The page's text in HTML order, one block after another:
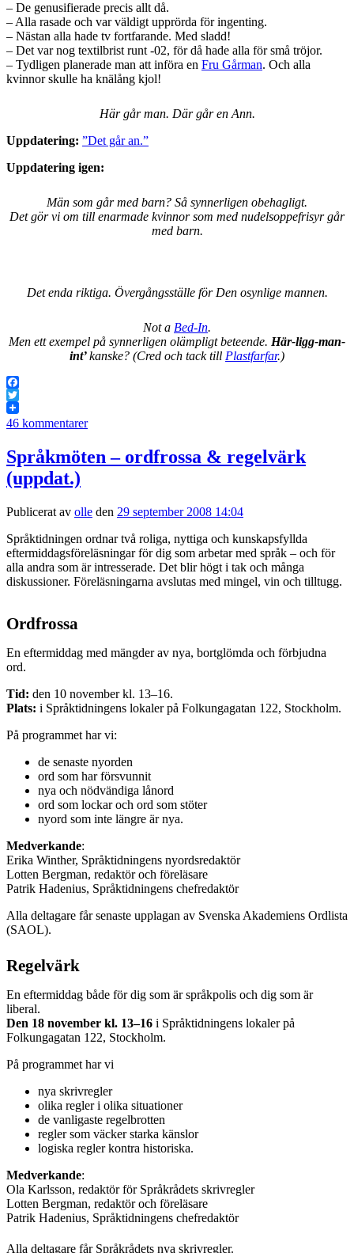
– De genusifierade precis allt då.
– Alla rasade och var väldigt upprörda för ingenting.
– Nästan alla hade tv fortfarande. Med sladd!
– Det var nog textilbrist runt -02, för då hade alla för små tröjor.
– Tydligen planerade man att införa en Fru Gårman. Och alla
kvinnor skulle ha knälång kjol!
Här går man. Där går en Ann.
Uppdatering: ”Det går an.”
Uppdatering igen:
Män som går med barn? Så synnerligen obehagligt.
Det gör vi om till enarmade kvinnor som med nudelsoppefrisyr går
med barn.
Det enda riktiga. Övergångsställe för Den osynlige mannen.
Not a Bed-In.
Men ett exempel på synnerligen olämpligt beteende. Här-ligg-man-
int’kanske? (Cred och tack till Plastfarfar.)
Facebook
Twitter
46 kommentarer
Språkmöten – ordfrossa & regelvärk
(uppdat.)
Publicerat av olle den 29 september 2008 14:04
Språktidningen ordnar två roliga, nyttiga och kunskapsfyllda
eftermiddagsföreläsningar för dig som arbetar med språk – och för
alla andra som är intresserade. Det blir högt i tak och många
diskussioner. Föreläsningarna avslutas med mingel, vin och tilltugg.
Ordfrossa
En eftermiddag med mängder av nya, bortglömda och förbjudna
ord.
Tid: den 10 november kl. 13–16.
Plats: i Språktidningens lokaler på Folkungagatan 122, Stockholm.
På programmet har vi:
de senaste nyorden
ord som har försvunnit
nya och nödvändiga lånord
ord som lockar och ord som stöter
nyord som inte längre är nya.
Medverkande:
Erika Winther, Språktidningens nyordsredaktör
Lotten Bergman, redaktör och föreläsare
Patrik Hadenius, Språktidningens chefredaktör
Alla deltagare får senaste upplagan av Svenska Akademiens Ordlista
(SAOL).
Regelvärk
En eftermiddag både för dig som är språkpolis och dig som är
liberal.
Den 18 november kl. 13–16 i Språktidningens lokaler på
Folkungagatan 122, Stockholm.
På programmet har vi
nya skrivregler
olika regler i olika situationer
de vanligaste regelbrotten
regler som väcker starka känslor
logiska regler kontra historiska.
Medverkande:
Ola Karlsson, redaktör för Språkrådets skrivregler
Lotten Bergman, redaktör och föreläsare
Patrik Hadenius, Språktidningens chefredaktör
Alla deltagare får Språkrådets nya skrivregler.